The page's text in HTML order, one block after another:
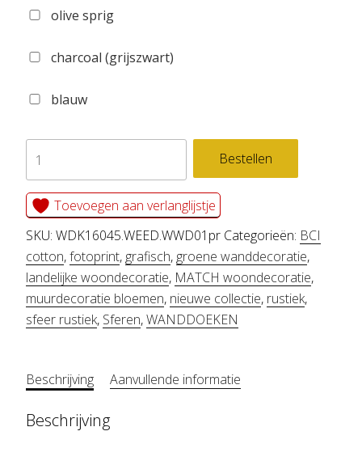
olive sprig
charcoal (grijszwart)
blauw
WANDDOEK
WEED
aantal
Bestellen
Toevoegen aan verlanglijstje
SKU: WDK16045.WEED.WWD01pr Categorieën: BCI
cotton,fotoprint, grafisch, groene wanddecoratie,
landelijke woondecoratie, MATCH woondecoratie,
muurdecoratie bloemen, nieuwe collectie, rustiek,
sfeer rustiek, Sferen,WANDDOEKEN
Beschrijving Aanvullende informatie
Beschrijving